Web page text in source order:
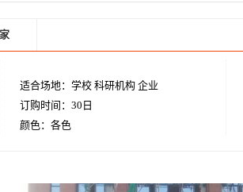
适合场地：学校 科研机构 企业
订购时间：30日
颜色：各色